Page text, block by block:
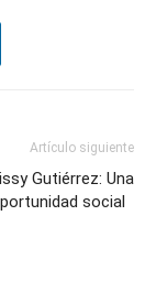
Artículo siguiente
Gutiérrez: Una
social